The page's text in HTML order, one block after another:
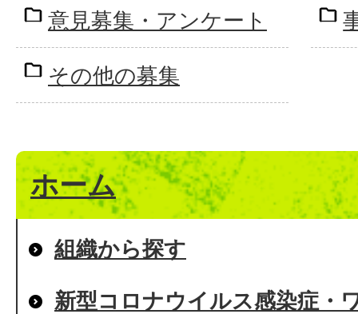
意見募集・アンケート
その他の募集
ホーム
組織から探す
新型コロナウイルス感染症・